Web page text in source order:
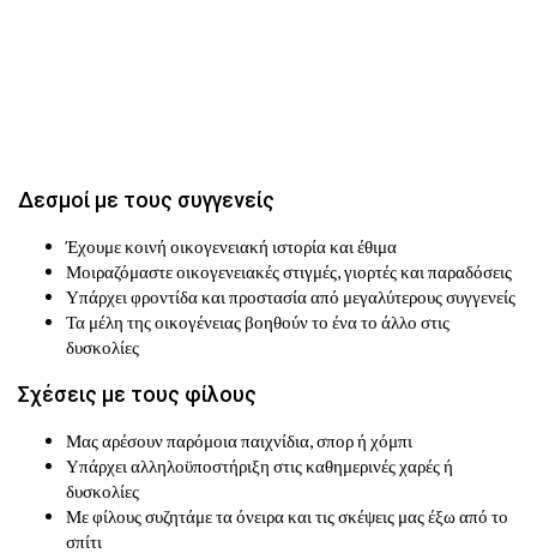
Δεσμοί με τους συγγενείς
Έχουμε κοινή οικογενειακή ιστορία και έθιμα
Μοιραζόμαστε οικογενειακές στιγμές, γιορτές και παραδόσεις
Υπάρχει φροντίδα και προστασία από μεγαλύτερους συγγενείς
Τα μέλη της οικογένειας βοηθούν το ένα το άλλο στις
δυσκολίες
Σχέσεις με τους φίλους
Μας αρέσουν παρόμοια παιχνίδια, σπορ ή χόμπι
Υπάρχει αλληλοϋποστήριξη στις καθημερινές χαρές ή
δυσκολίες
Με φίλους συζητάμε τα όνειρα και τις σκέψεις μας έξω από το
σπίτι